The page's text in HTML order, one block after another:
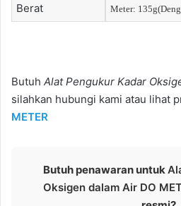
Berat Meter:
Butuh Alat Pengukur Kadar
silahkan hubungi kami atau lihat
METER
Butuh penawaran untuk
Oksigen dalam Air DO